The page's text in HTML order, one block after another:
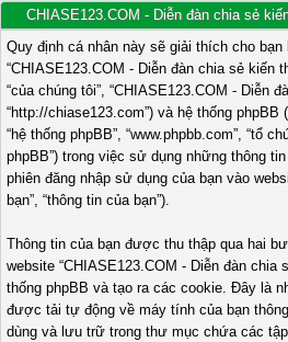
CHIASE123.COM - Diễn đàn chia sẻ
Quy định cá nhân này sẽ giải thích cho
“CHIASE123.COM - Diễn đàn chia sẻ kiến
“của chúng tôi”, “CHIASE123.COM - Diễn
“http://chiase123.com”) và hệ thống phpBB
“hệ thống phpBB”, “www.phpbb.com”, “tổ
phpBB”) trong việc sử dụng những thông
phiên đăng nhập sử dụng của bạn vào
bạn”, “thông tin của bạn”).
Thông tin của bạn được thu thập qua hai
website “CHIASE123.COM - Diễn đàn chia
thống phpBB và tạo ra các cookie. Đây là
được tải tự động về máy tính của bạn
dùng và lưu trữ trong thư mục chứa các